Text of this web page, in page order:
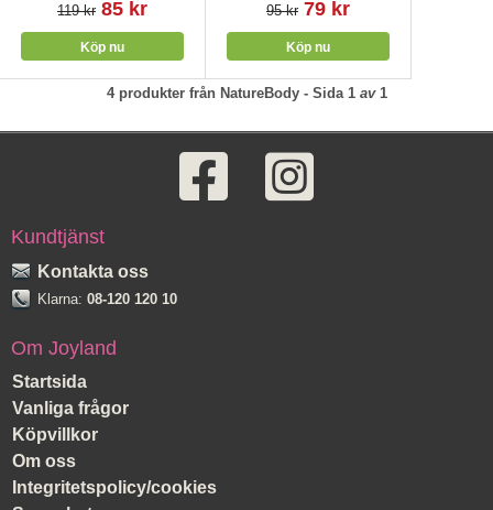
119 kr 85 kr 95 kr 79 kr
4produkter från NatureBody- Sida 1 av 1
Kundtjänst
Kontakta oss
Klarna: 08-120 120 10
Om Joyland
Startsida
Vanliga frågor
Köpvillkor
Om oss
Integritetspolicy/cookies